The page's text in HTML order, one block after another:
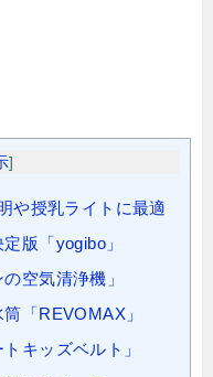
]
や授乳ライトに最適
版「yogibo」
空気清浄機」
「REVOMAX」
キッズベルト」